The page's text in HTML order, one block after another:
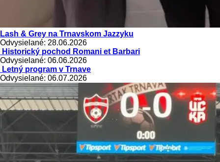
Lash & Grey na Trnavskom Jazzyku
Odvysielané: 28.06.2026
Historický pochod Romani et Barbari
Odvysielané: 06.06.2026
Letný program v Trnave
Odvysielané: 06.07.2026